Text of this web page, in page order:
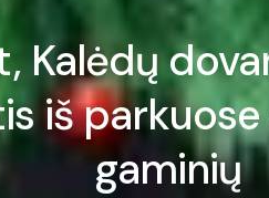
Kalėdų
iš
gaminių